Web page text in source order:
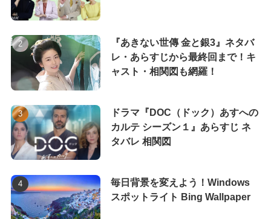
『あきない世傳 金と銀3』ネタバ
レ・あらすじから最終回まで！キ
ャスト・相関図も網羅！
ドラマ『DOC（ドック）あすへの
カルテ シーズン１』あらすじ ネ
タバレ 相関図
毎日背景を変えよう！Windows
スポットライト Bing Wallpaper